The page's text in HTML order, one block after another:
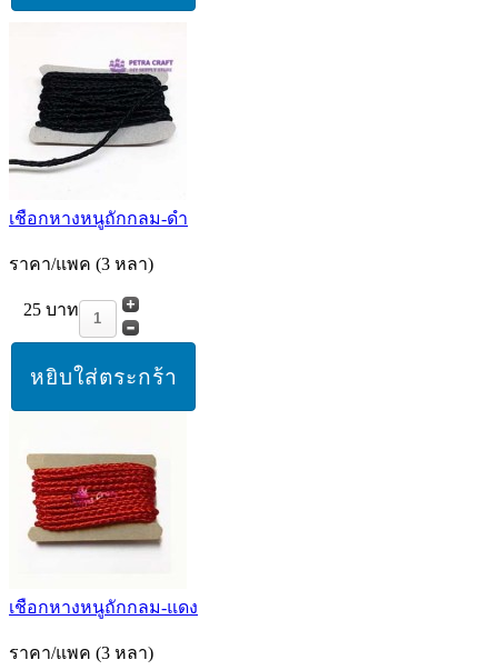
เชือกหางหนูถักกลม-ดำ
ราคา/แพค (3 หลา)
25 บาท
เชือกหางหนูถักกลม-แดง
ราคา/แพค (3 หลา)